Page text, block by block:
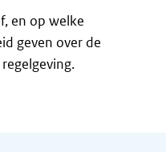
en op welke
geven over de